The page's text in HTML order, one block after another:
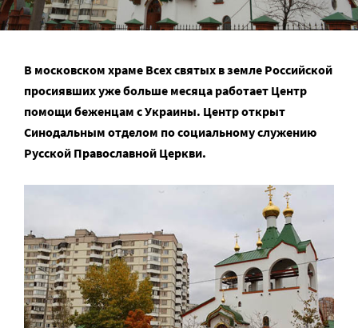
В московском храме Всех святых в земле Российской
просиявших уже больше месяца работает Центр
помощи беженцам с Украины. Центр открыт
Синодальным отделом по социальному служению
Русской Православной Церкви.